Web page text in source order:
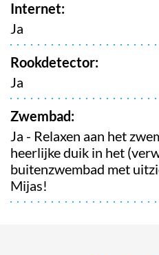
Internet:
Ja
Rookdetector:
Ja
Zwembad:
Ja - Relaxen aan het
heerlijke duik in het
buitenzwembad met
Mijas!